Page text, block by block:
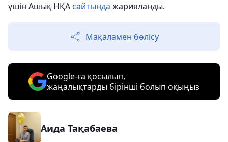
үшін Ашық НҚА сайтында жарияланды.
Мақаламен бөлісу
Google-ға қосылып,
жаңалықтарды бірінші болып оқыңыз
Аида Тақабаева